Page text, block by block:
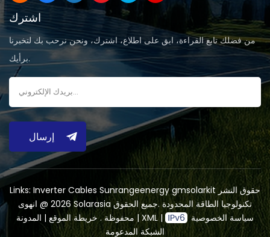
اشترك
من فضلك تابع القراءة، ابق على اطلاع، اشترك، ونحن نرحب بك لتخبرنا
برأيك.
إرسال
Links: Inverter Cables Sunrangeenergy gmsolarkit
2026 @ انهوى Solarasia تكنولوجيا الطاقة المحدودة .جميع الحقوق
محفوظة .خريطة الموقع | |XML|
سياسة الخصوصية
الشبكة المدعومة